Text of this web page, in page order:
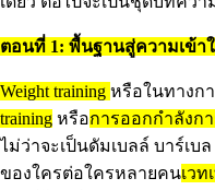
ตอนที่ 1: พื้นฐานสู่ความเข้า
Weight training หรือในทางก
training หรือการออกกำลังก
ไม่ว่าจะเป็นดัมเบลล์ บาร์เ
ของใครต่อใครหลายคนเวท